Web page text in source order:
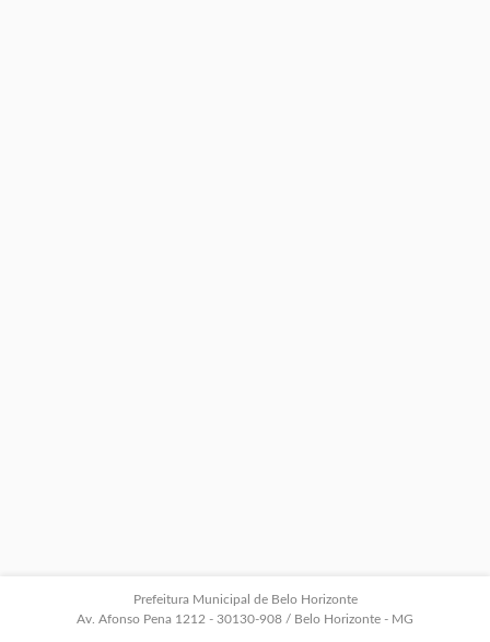
Prefeitura Municipal de Belo Horizonte
Av. Afonso Pena 1212 - 30130-908 / Belo Horizonte - MG